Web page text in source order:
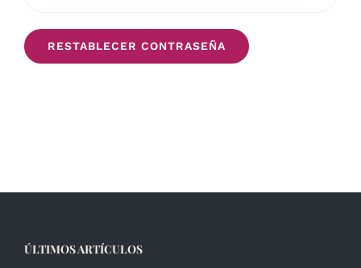
RESTABLECER CONTRASEÑA
ÚLTIMOS ARTÍCULOS